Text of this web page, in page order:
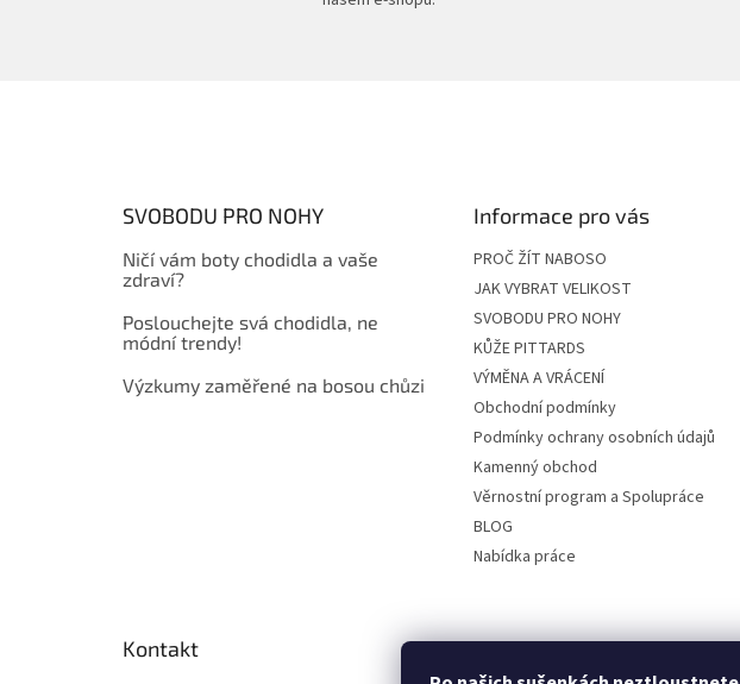
SVOBODU PRO NOHY
Ničí vám boty chodidla a vaše
zdraví?
Poslouchejte svá chodidla, ne
módní trendy!
Výzkumy zaměřené na bosou chůzi
Informace pro vás
PROČ ŽÍT NABOSO
JAK VYBRAT VELIKOST
SVOBODU PRO NOHY
KŮŽE PITTARDS
VÝMĚNA A VRÁCENÍ
Obchodní podmínky
Podmínky ochrany osobních údajů
Kamenný obchod
Věrnostní program a Spolupráce
BLOG
Nabídka práce
Kontakt